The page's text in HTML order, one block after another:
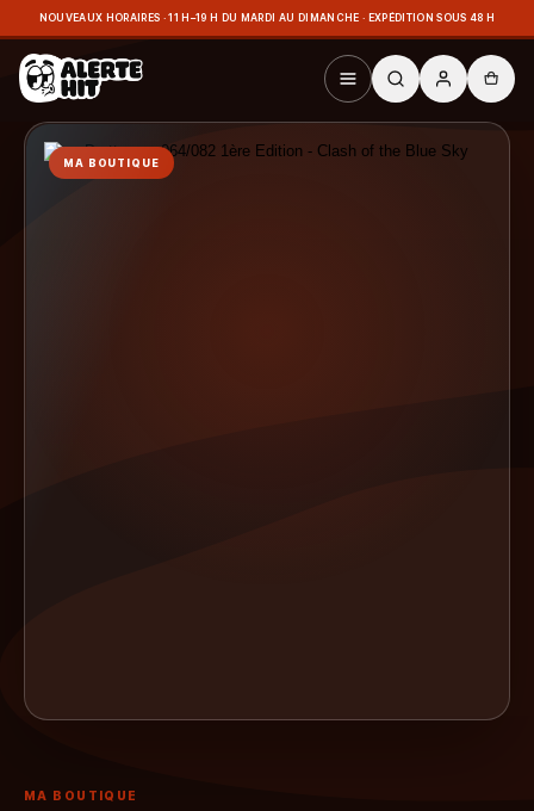
NOUVEAUX HORAIRES · 11 H–19 H DU MARDI AU DIMANCHE · EXPÉDITION SOUS 48 H
MA BOUTIQUE
MA BOUTIQUE